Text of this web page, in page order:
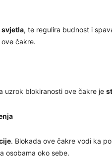
, te regulira budnost i
čakre.
uzrok blokiranosti ove čakre je
. Blokada ove čakre vodi ka
osobama oko sebe.